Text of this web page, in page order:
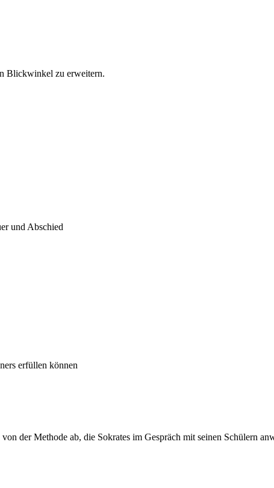
Blickwinkel zu erweitern.
und Abschied
erfüllen können
der Methode ab, die Sokrates im Gespräch mit seinen Schülern